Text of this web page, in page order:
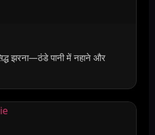
झरना—ठंडे पानी में नहाने और